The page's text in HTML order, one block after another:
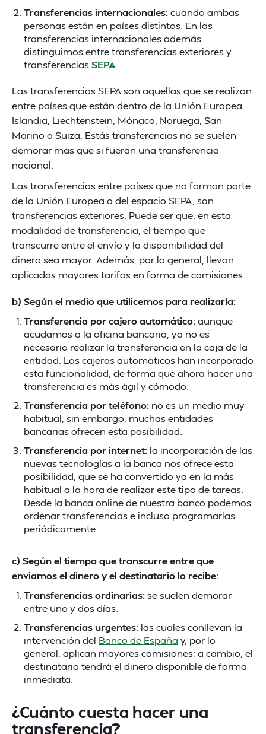
Transferencias internacionales:cuando ambas
personas están en países distintos. En las
transferencias internacionales además
distinguimos entre transferencias exteriores y
transferenciasSEPA
Las transferencias SEPA son aquellas que se realizan
entre países que están dentro de la Unión Europea,
Islandia, Liechtenstein, Mónaco, Noruega, San
Marino o Suiza. Estás transferencias no se suelen
demorar más que si fueran una transferencia
nacional.
Las transferencias entre países que no forman parte
de la Unión Europea o del espacio SEPA, son
transferencias exteriores. Puede ser que, en esta
modalidad de transferencia, el tiempo que
transcurre entre el envío y la disponibilidad del
dinero sea mayor. Además, por lo general, llevan
aplicadas mayores tarifas en forma de comisiones.
b) Según el medio que utilicemos para realizarla:
Transferencia por cajero automático:aunque
acudamos a la oficina bancaria, ya no es
necesario realizar la transferencia en la caja de la
entidad. Los cajeros automáticos han incorporado
esta funcionalidad, de forma que ahora hacer una
transferencia es más ágil y cómodo.
Transferencia por teléfono: no es un medio muy
habitual, sin embargo, muchas entidades
bancarias ofrecen esta posibilidad.
Transferencia por internet: la incorporación de las
nuevas tecnologías a la banca nos ofrece esta
posibilidad, que se ha convertido ya en la más
habitual a la hora de realizar este tipo de tareas.
Desde la banca online de nuestra banco podemos
ordenar transferencias e incluso programarlas
periódicamente.
c) Según el tiempo que transcurre entre que
enviamos el dinero y el destinatario lo recibe:
Transferencias ordinarias:se suelen demorar
entre uno y dos días.
Transferencias urgentes: las cuales conllevan la
intervención del Banco de España y, por lo
general, aplican mayores comisiones; a cambio, el
destinatario tendrá el dinero disponible de forma
inmediata.
¿Cuánto cuesta hacer una
transferencia?